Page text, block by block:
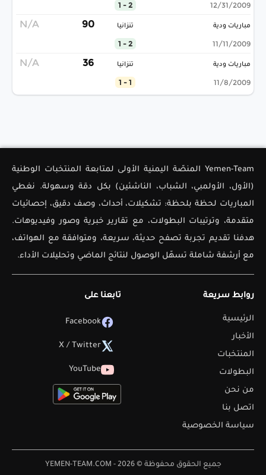
12/31/2009
2 - 1
مباريات ودية
11/11/2009
تنزانيا
2 - 1
90
N/A
مباريات ودية
11/8/2009
تنزانيا
1 - 1
36
N/A
Yemen-Team المنصّة اليمنية الأولى لمتابعة المنتخبات الوطنية
(الأول، الأولمبي، الشباب، الناشئين) بكل دقة وسهولة. نغطي
المباريات لحظة بلحظة: تشكيلات، أحداث، وصف دقيق، إحصائيات
متقدمة، وترتيبات البطولات، مع تقارير خبرية وصور وفيديوهات.
هدفنا تقديم تجربة تصفح حديثة، سريعة، ومتوافقة مع الهواتف،
مع أرشفة شاملة تسهّل الوصول لنتائج الماضي وتحليلات الأداء.
روابط سريعة
الرئيسية
الأخبار
المنتخبات
البطولات
من نحن
اتصل بنا
سياسة الخصوصية
تابعنا على
Facebook
X / Twitter
YouTube
جميع الحقوق محفوظة © 2026 - YEMEN-TEAM.COM